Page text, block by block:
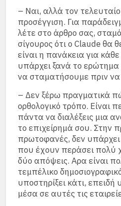
– Ναι, αλλά τον
προσέγγιση. Για
λέτε στο άρθρο σας,
σίγουρος ότι ο Claude θα
είναι η πανάκεια για
υπάρχει ξανά το
να σταματήσουμε πριν
– Δεν ξέρω πραγματικά
ορθολογικό τρόπο. Είναι
πάντα να διαλέξεις μια
το επιχείρημά σου. Στην
πρωτοφανές, δεν
που έχουν περάσει πολύ
δύο απόψεις. Αρα είναι
τεμπέλικο
υποστηρίξει κάτι,
μέσα σε αυτές τις